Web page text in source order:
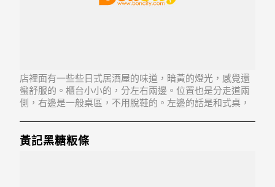
店裡面有一些些日式居酒屋的味道，暗黃的燈光，感覺還
蠻舒服的。櫃台小小的，分左右兩邊。位置也是分走道兩
側，右邊是一般桌區，不用脫鞋的。左邊的話是和式桌，
均勻撒一點點佐料就很美味。雞軟骨一整大盤，量超多
黃記黑糖粄條